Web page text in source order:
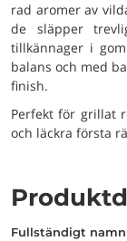
rad aromer av
de släpper
tillkännager i
balans och med
finish.
Perfekt för grillat
och läckra första
fullständigt namn